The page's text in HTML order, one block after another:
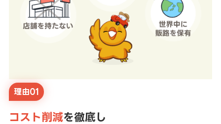
理由01
コスト削減を徹底し